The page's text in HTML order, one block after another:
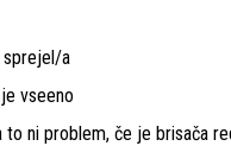
sprejel/a
vseeno
to ni problem, če je brisača